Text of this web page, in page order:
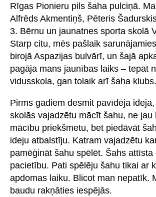
Rīgas Pionieru pils šaha pulciņā.
Alfrēds Akmentiņš, Pēteris
3. Bērnu un jaunatnes sporta skolā
Starp citu, mēs pašlaik
birojā Aspazijas bulvārī, un šajā
pagāja mans jaunības laiks – tepat
vidusskola, gan tolaik arī šaha klubs.
Pirms gadiem desmit pavīdēja
skolās vajadzētu mācīt šahu, ne jau
mācību priekšmetu, bet piedāvāt
ideju atbalstīju. Katram vajadzētu
pamēģināt šahu spēlēt. Šahs attīsta
pacietību. Pati spēlēju šahu tikai ar
apdomas laiku. Blicot man nepatīk.
baudu rakņāties iespējās.